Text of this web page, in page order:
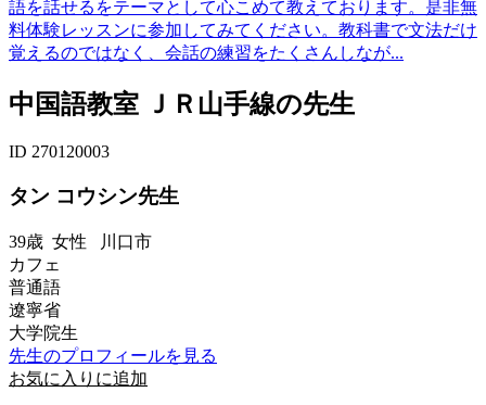
語を話せるをテーマとして心こめて教えております。是非無
料体験レッスンに参加してみてください。教科書で文法だけ
覚えるのではなく、会話の練習をたくさんしなが...
中国語教室 ＪＲ山手線の先生
ID 270120003
タン コウシン先生
39歳 女性 川口市
カフェ
普通語
遼寧省
大学院生
先生のプロフィールを見る
お気に入りに追加